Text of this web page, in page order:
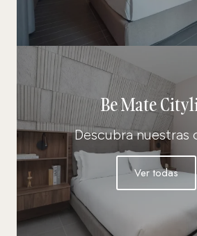
Be Mate
Descubra nuestras
Ver todas